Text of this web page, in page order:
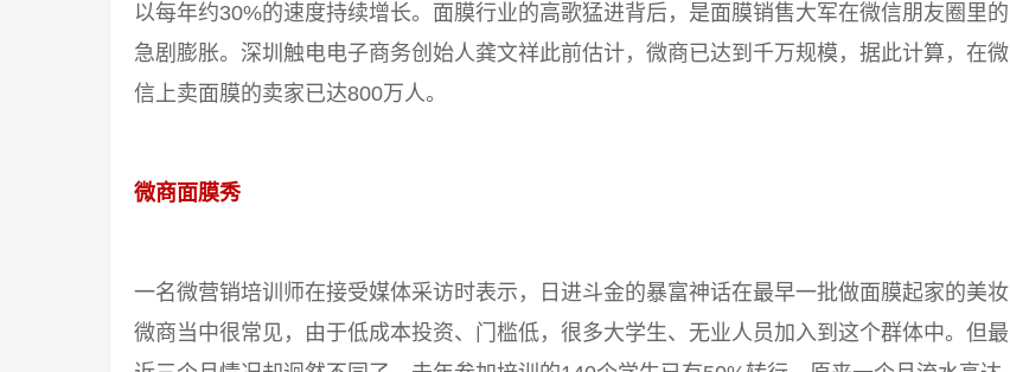
以每年约30%的速度持续增长。面膜行业的高歌猛进背后，是面膜销售大军在微信朋友圈里的
急剧膨胀。深圳触电电子商务创始人龚文祥此前估计，微商已达到千万规模，据此计算，在微
信上卖面膜的卖家已达800万人。
微商面膜秀
一名微营销培训师在接受媒体采访时表示，日进斗金的暴富神话在最早一批做面膜起家的美妆
微商当中很常见，由于低成本投资、门槛低，很多大学生、无业人员加入到这个群体中。但最